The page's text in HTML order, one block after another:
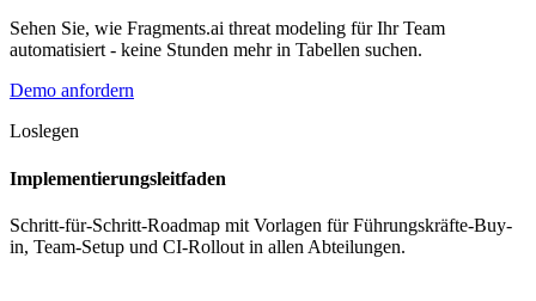
Sehen Sie, wie Fragments.ai threat modeling für Ihr Team
automatisiert - keine Stunden mehr in Tabellen suchen.
Demo anfordern
Loslegen
Implementierungsleitfaden
Schritt-für-Schritt-Roadmap mit Vorlagen für Führungskräfte-Buy-
in, Team-Setup und CI-Rollout in allen Abteilungen.